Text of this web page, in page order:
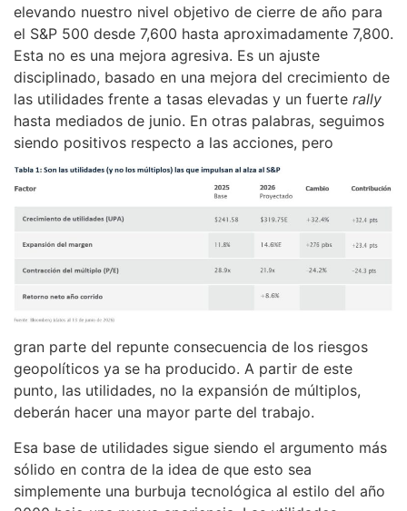
elevando nuestro nivel objetivo de cierre de año para
el S&P 500 desde 7,600 hasta aproximadamente 7,800.
Esta no es una mejora agresiva. Es un ajuste
disciplinado, basado en una mejora del crecimiento de
las utilidades frente a tasas elevadas y un fuerte rally
hasta mediados de junio. En otras palabras, seguimos
siendo positivos respecto a las acciones, pero
gran parte del repunte consecuencia de los riesgos
geopolíticos ya se ha producido. A partir de este
punto, las utilidades, no la expansión de múltiplos,
deberán hacer una mayor parte del trabajo.
Esa base de utilidades sigue siendo el argumento más
sólido en contra de la idea de que esto sea
simplemente una burbuja tecnológica al estilo del año